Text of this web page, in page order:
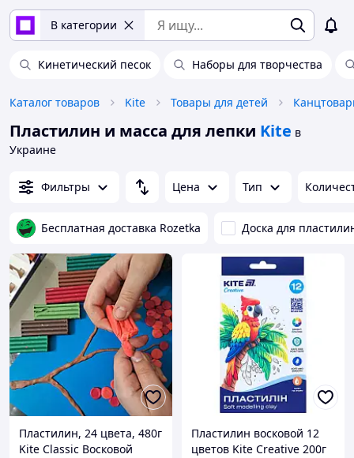
В категории
Кинетический песок Наборы для творчества
Каталог товаров Kite Товары для детей
Пластилин и масса для лепки Kite в
Украине
Фильтры Цена Тип
Бесплатная доставка Rozetka Доска для
Пластилин, 24 цвета, 480г
Kite Classic Восковой
Пластилин восковой 12
цветов Kite Creative 200г